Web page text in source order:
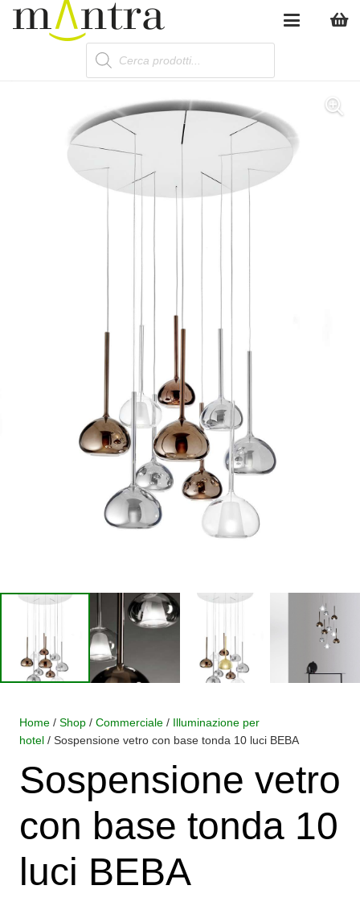
Products
search
Home / Shop / Commerciale / Illuminazione per
hotel / Sospensione vetro con base tonda 10 luci BEBA
Sospensione vetro
con base tonda 10
luci BEBA